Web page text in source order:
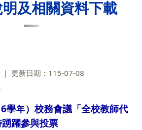
及相關資料下載
更新日期：115-07-08
學年）校務會議「全校教師代
躍參與投票